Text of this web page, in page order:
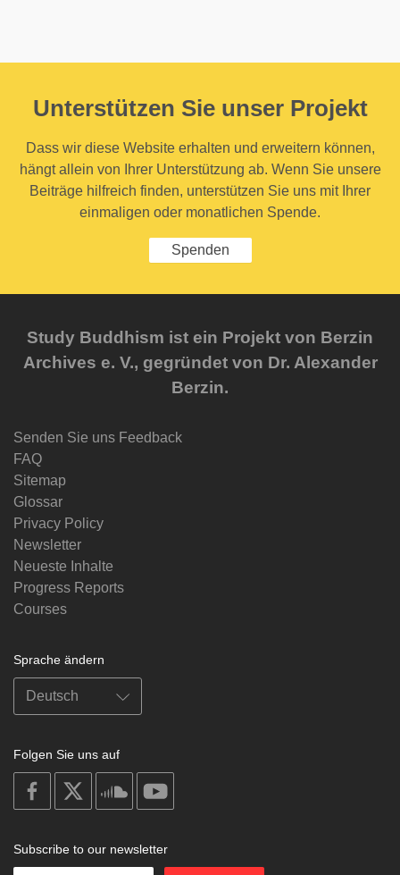
Unterstützen Sie unser Projekt
Dass wir diese Website erhalten und erweitern können,
hängt allein von Ihrer Unterstützung ab. Wenn Sie unsere
Beiträge hilfreich finden, unterstützen Sie uns mit Ihrer
einmaligen oder monatlichen Spende.
Spenden
Study Buddhism ist ein Projekt von Berzin
Archives e. V., gegründet von Dr. Alexander
Berzin.
Senden Sie uns Feedback
FAQ
Sitemap
Glossar
Privacy Policy
Newsletter
Neueste Inhalte
Progress Reports
Courses
Sprache ändern
Folgen Sie uns auf
on
facebook
soundcloud
Subscribe to our newsletter